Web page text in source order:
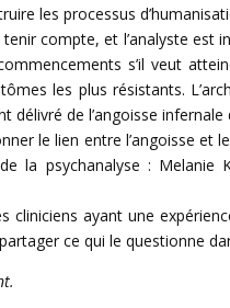
les processus
compte, et l’analyste est
s’il veut
les plus résistants.
délivré de l’angoisse
le lien entre l’angoisse et
la psychanalyse : Melanie
cliniciens ayant une
ce qui le questionne